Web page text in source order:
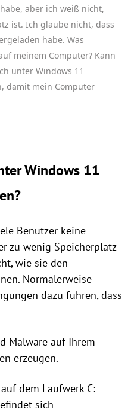
aber ich weiß nicht,
ist. Ich glaube nicht, dass
habe. Was
meinem Computer? Kann
unter Windows 11
damit mein Computer
Windows 11
Benutzer keine
zu wenig Speicherplatz
wie sie den
Normalerweise
dazu führen, dass
Malware auf Ihrem
erzeugen.
dem Laufwerk C:
sich